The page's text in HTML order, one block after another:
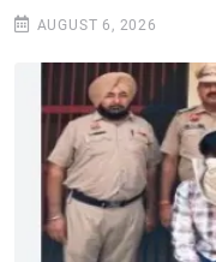
AUGUST 6, 2026